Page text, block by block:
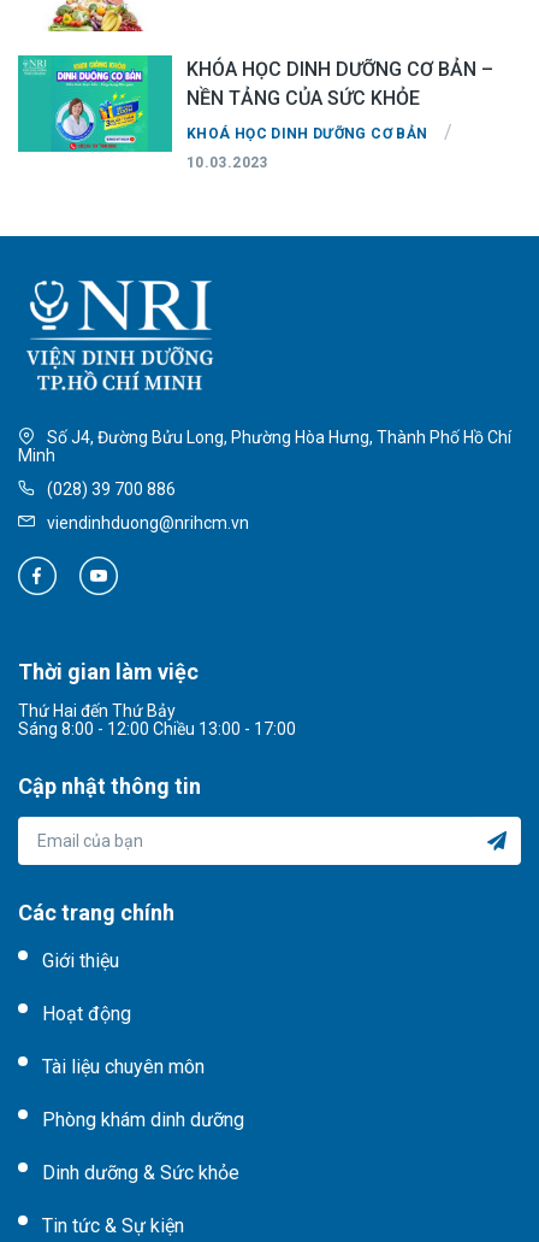
KHÓA HỌC DINH DƯỠNG CƠ BẢN –
NỀN TẢNG CỦA SỨC KHỎE
KHOÁ HỌC DINH DƯỠNG CƠ BẢN /
10.03.2023
Số J4, Đường Bửu Long, Phường Hòa Hưng, Thành Phố Hồ Chí
Minh
(028) 39 700 886
viendinhduong@nrihcm.vn
Thời gian làm việc
Thứ Hai đến Thứ Bảy
Sáng 8:00 - 12:00 Chiều 13:00 - 17:00
Cập nhật thông tin
Các trang chính
Giới thiệu
Hoạt động
Tài liệu chuyên môn
Phòng khám dinh dưỡng
Dinh dưỡng & Sức khỏe
Tin tức & Sự kiện